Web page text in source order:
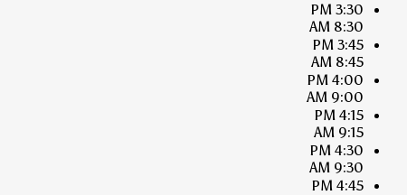
3:30 PM
8:30 AM
3:45 PM
8:45 AM
4:00 PM
9:00 AM
4:15 PM
9:15 AM
4:30 PM
9:30 AM
4:45 PM